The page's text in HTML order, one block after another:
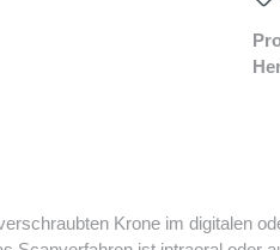
Krone im digitalen